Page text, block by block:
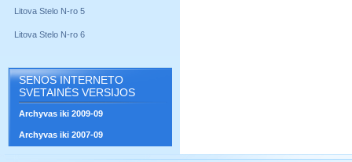
Litova Stelo N-ro 5
Litova Stelo N-ro 6
SENOS INTERNETO
SVETAINĖS VERSIJOS
Archyvas iki 2009-09
Archyvas iki 2007-09